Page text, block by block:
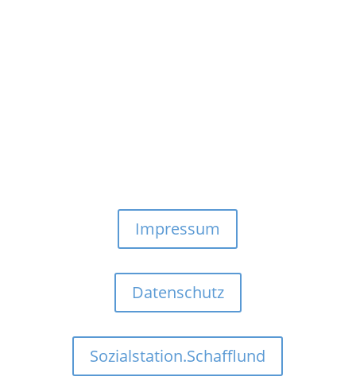
Impressum
Datenschutz
Sozialstation.Schafflund